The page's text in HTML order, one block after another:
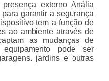
externo Anália
garantir a segurança
tem a função de
ao ambiente através de
as mudanças de
pode ser
jardins e outras